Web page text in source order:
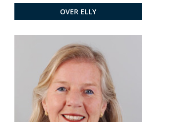
OVER ELLY